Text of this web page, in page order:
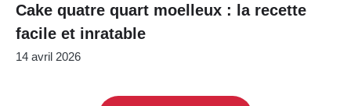
Cake quatre quart moelleux : la recette
facile et inratable
14 avril 2026